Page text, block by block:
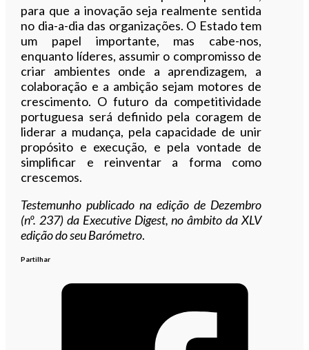
para que a inovação seja realmente sentida
no dia-a-dia das organizações. O Estado tem
um papel importante, mas cabe-nos,
enquanto líderes, assumir o compromisso de
criar ambientes onde a aprendizagem, a
colaboração e a ambição sejam motores de
crescimento. O futuro da competitividade
portuguesa será definido pela coragem de
liderar a mudança, pela capacidade de unir
propósito e execução, e pela vontade de
simplificar e reinventar a forma como
crescemos.
Testemunho publicado na edição de Dezembro
(nº. 237) da Executive Digest, no âmbito da XLV
edição do seu Barómetro.
Partilhar